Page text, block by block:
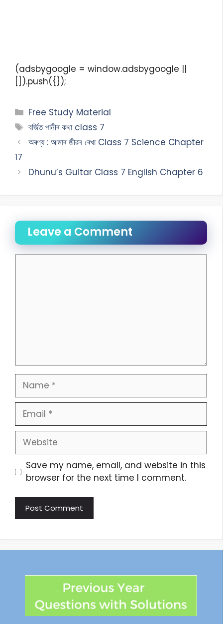
(adsbygoogle = window.adsbygoogle ||
[]).push({});
Free Study Material
বৰ্জিত পানীৰ কথা class 7
অৰণ্য : আমাৰ জীৱন ৰেখা Class 7 Science Chapter
17
Dhunu’s Guitar Class 7 English Chapter 6
Leave a Comment
Save my name, email, and website in this
browser for the next time I comment.